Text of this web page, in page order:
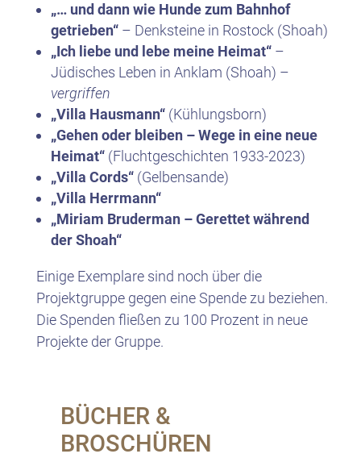
„… und dann wie Hunde zum Bahnhof
getrieben“– Denksteine in Rostock (Shoah)
„Ich liebe und lebe meine Heimat“–
Jüdisches Leben in Anklam (Shoah) –
vergriffen
„Villa Hausmann“(Kühlungsborn)
„Gehen oder bleiben – Wege in eine neue
Heimat“(Fluchtgeschichten 1933-2023)
„Villa Cords“(Gelbensande)
„Villa Herrmann“
„Miriam Bruderman – Gerettet während
der Shoah“
Einige Exemplare sind noch über die
Projektgruppe gegen eine Spende zu beziehen.
Die Spenden fließen zu 100 Prozent in neue
Projekte der Gruppe.
BÜCHER &
BROSCHÜREN